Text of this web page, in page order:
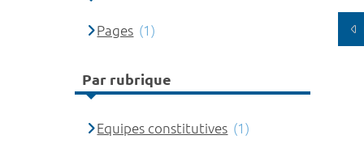
Pages (1)
Par rubrique
Equipes constitutives (1)